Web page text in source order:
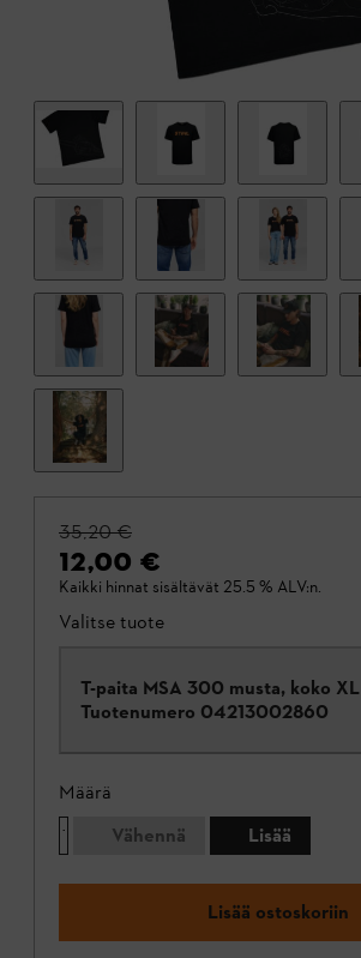
35,20 €
12,00 €
Kaikki hinnat sisältävät 25.5 % ALV:n.
Valitse tuote
T-paita MSA 300 musta, koko XL
Tuotenumero 04213002860
Määrä
Vähennä
Lisää
Lisää ostoskoriin